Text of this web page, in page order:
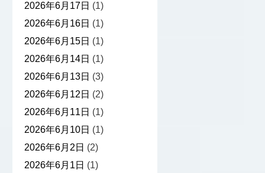
2026年6月17日 (1)
2026年6月16日 (1)
2026年6月15日 (1)
2026年6月14日 (1)
2026年6月13日 (3)
2026年6月12日 (2)
2026年6月11日 (1)
2026年6月10日 (1)
2026年6月2日 (2)
2026年6月1日 (1)